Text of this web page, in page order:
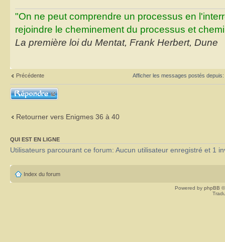
"On ne peut comprendre un processus en
rejoindre le cheminement du processus et
La première loi du Mentat, Frank Herbert, Dune
Précédente Afficher les messages postés depuis:
Répondre
Retourner vers Enigmes 36 à 40
QUI EST EN LIGNE
Utilisateurs parcourant ce forum: Aucun utilisateur enregistré et 1
Index du forum
Powered by phpBB